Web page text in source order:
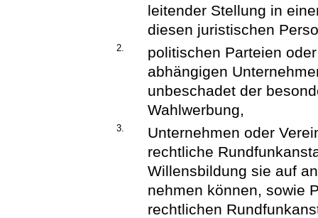
leitender Stellung in
diesen juristischen
2.
politischen Parteien
abhängigen
unbeschadet der
Wahlwerbung,
3.
Unternehmen oder
rechtliche
Willensbildung sie auf
nehmen können, sowie
rechtlichen